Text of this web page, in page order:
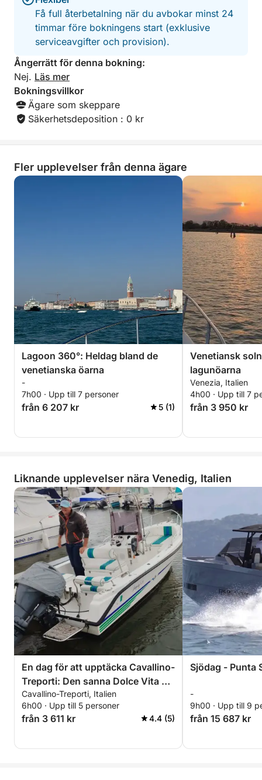
Få full återbetalning när du avbokar minst 24
timmar före bokningens start (exklusive
serviceavgifter och provision).
Ångerrätt för denna bokning:
Nej. Läs mer
Bokningsvillkor
Ägare som skeppare
Säkerhetsdeposition : 0 kr
Fler upplevelser från denna ägare
Lagoon 360°: Heldag bland de
venetianska öarna
-
7h00 · Upp till 7 personer
från 6 207 kr 5 (1)
Venetiansk
lagunöarna
Venezia, Italien
4h00 · Upp till 7
från 3 950 kr
Liknande upplevelser nära Venedig, Italien
En dag för att upptäcka Cavallino-
Treporti: Den sanna Dolce Vita på
en motorbåt
Cavallino-Treporti, Italien
6h00 · Upp till 5 personer
från 3 611 kr 4.4 (5)
Sjödag - Punta
-
9h00 · Upp till 9
från 15 687 kr